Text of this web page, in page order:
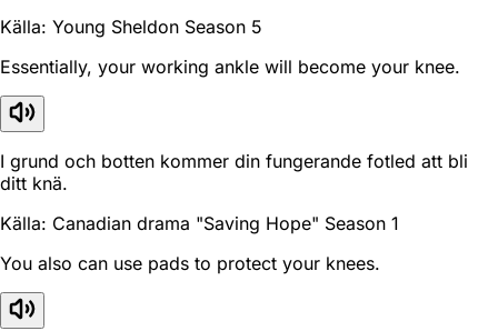
Källa: Young Sheldon Season 5
Essentially, your working ankle will become your knee.
I grund och botten kommer din fungerande fotled att bli
ditt knä.
Källa: Canadian drama "Saving Hope" Season 1
You also can use pads to protect your knees.